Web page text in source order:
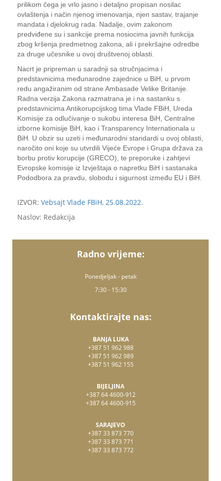
prilikom čega je vrlo jasno i detaljno propisan nosilac
ovlaštenja i način njenog imenovanja, njen sastav, trajanje
mandata i djelokrug rada. Nadalje, ovim zakonom
predviđene su i sankcije prema nosiocima javnih funkcija
zbog kršenja predmetnog zakona, ali i prekršajne odredbe
za druge učesnike u ovoj društvenoj oblasti.
Nacrt je pripreman u saradnji sa stručnjacima i
predstavnicima međunarodne zajednice u BiH, u prvom
redu angažiranim od strane Ambasade Velike Britanije.
Radna verzija Zakona razmatrana je i na sastanku s
predstavnicima Antikorupcijskog tima Vlade FBiH, Ureda
Komisije za odlučivanje o sukobu interesa BiH, Centralne
izborne komisije BiH, kao i Transparency Internationala u
BiH. U obzir su uzeti i međunarodni standardi u ovoj oblasti,
naročito oni koje su utvrdili Vijeće Evrope i Grupa država za
borbu protiv korupcije (GRECO), te preporuke i zahtjevi
Evropske komisije iz Izvještaja o napretku BiH i sastanaka
Pododbora za pravdu, slobodu i sigurnost između EU i BiH.
IZVOR: Vebsajt Vlade FBiH, 25.08.2022.
Naslov: Redakcija
Radno vrijeme:
Ponedjeljak - petak
7:30 - 15:30
Kontaktirajte nas:
BANJA LUKA
+387 51 962 988
+387 51 962 989
+387 51 962 155
BIJELJINA
+387 64 4600-912
+387 64 4600-915
SARAJEVO
+387 33 873 770
+387 33 873 771
+387 33 873 772